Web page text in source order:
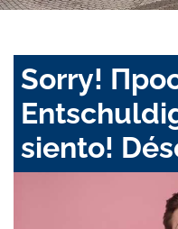
Sorry!
siento!